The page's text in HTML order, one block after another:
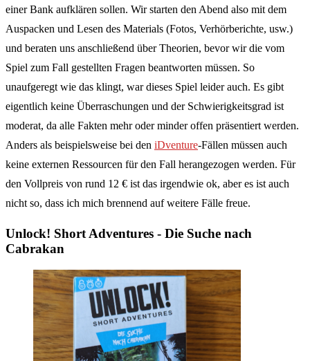
einer Bank aufklären sollen. Wir starten den Abend also mit dem
Auspacken und Lesen des Materials (Fotos, Verhörberichte, usw.)
und beraten uns anschließend über Theorien, bevor wir die vom
Spiel zum Fall gestellten Fragen beantworten müssen. So
unaufgeregt wie das klingt, war dieses Spiel leider auch. Es gibt
eigentlich keine Überraschungen und der Schwierigkeitsgrad ist
moderat, da alle Fakten mehr oder minder offen präsentiert werden.
Anders als beispielsweise bei den iDventure-Fällen müssen auch
keine externen Ressourcen für den Fall herangezogen werden. Für
den Vollpreis von rund 12 € ist das irgendwie ok, aber es ist auch
nicht so, dass ich mich brennend auf weitere Fälle freue.
Unlock! Short Adventures - Die Suche nach
Cabrakan